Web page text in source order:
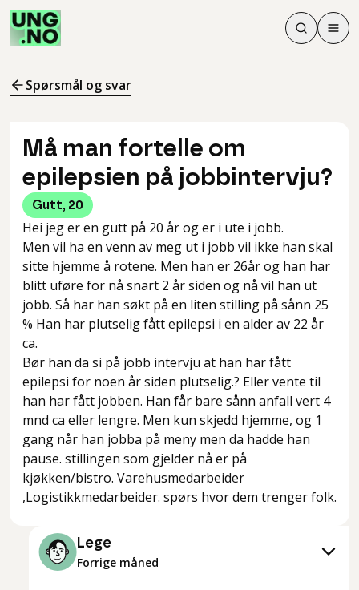
Søk
Søk
Meny
Spørsmål og svar
Må man fortelle om
epilepsien på jobbintervju?
Gutt, 20
Hei jeg er en gutt på 20 år og er i ute i jobb.
Men vil ha en venn av meg ut i jobb vil ikke han skal
sitte hjemme å rotene. Men han er 26år og han har
blitt uføre for nå snart 2 år siden og nå vil han ut
jobb. Så har han søkt på en liten stilling på sånn 25
% Han har plutselig fått epilepsi i en alder av 22 år
ca.
Bør han da si på jobb intervju at han har fått
epilepsi for noen år siden plutselig.? Eller vente til
han har fått jobben. Han får bare sånn anfall vert 4
mnd ca eller lengre. Men kun skjedd hjemme, og 1
gang når han jobba på meny men da hadde han
pause. stillingen som gjelder nå er på
kjøkken/bistro. Varehusmedarbeider
,Logistikkmedarbeider. spørs hvor dem trenger folk.
Lege
Forrige måned